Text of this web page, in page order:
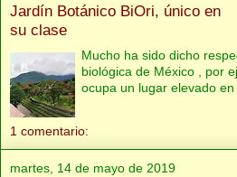
Jardín Botánico BiOri, único en
su clase
Mucho ha sido dicho
biológica de México , por
ocupa un lugar elevado
1 comentario:
martes, 14 de mayo de 2019